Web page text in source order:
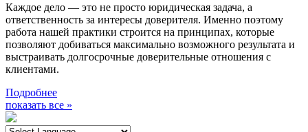
Каждое дело — это не просто юридическая задача, а
ответственность за интересы доверителя. Именно поэтому
работа нашей практики строится на принципах, которые
позволяют добиваться максимально возможного результата и
выстраивать долгосрочные доверительные отношения с
клиентами.
Подробнее
показать все »